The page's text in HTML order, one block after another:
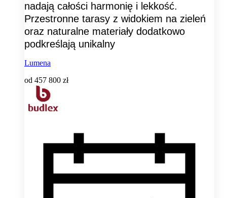
nadają całości harmonię i lekkość.
Przestronne tarasy z widokiem na zieleń
oraz naturalne materiały dodatkowo
podkreślają unikalny
Lumena
od 457 800 zł